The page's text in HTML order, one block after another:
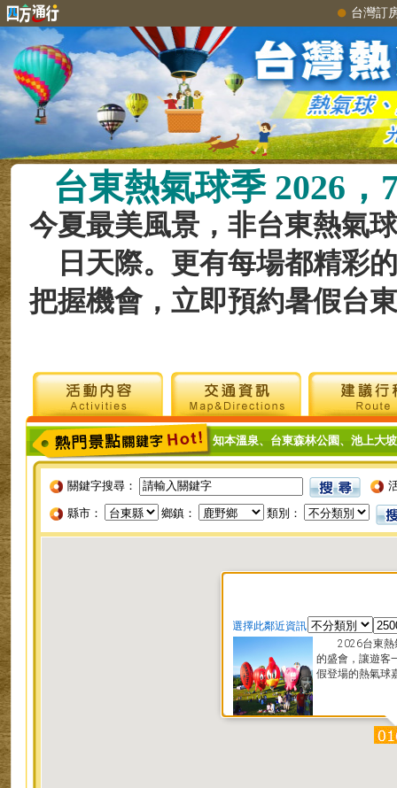
台灣訂
台東熱氣球季 2026
今夏最美風景，非台東熱氣
日天際。更有每場都精彩
把握機會，立即預約暑假台
知本溫泉、 台東森林公園 、 池上大